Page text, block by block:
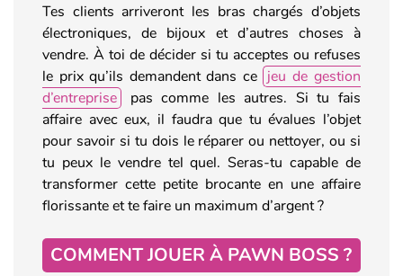
Tes clients arriveront les bras chargés d’objets
électroniques, de bijoux et d’autres choses à
vendre. À toi de décider si tu acceptes ou refuses
le prix qu’ils demandent dans ce jeu de gestion
d’entreprise
pas comme les autres. Si tu fais
affaire avec eux, il faudra que tu évalues l’objet
pour savoir si tu dois le réparer ou nettoyer, ou si
tu peux le vendre tel quel. Seras-tu capable de
transformer cette petite brocante en une affaire
florissante et te faire un maximum d’argent ?
COMMENT JOUER À PAWN BOSS ?